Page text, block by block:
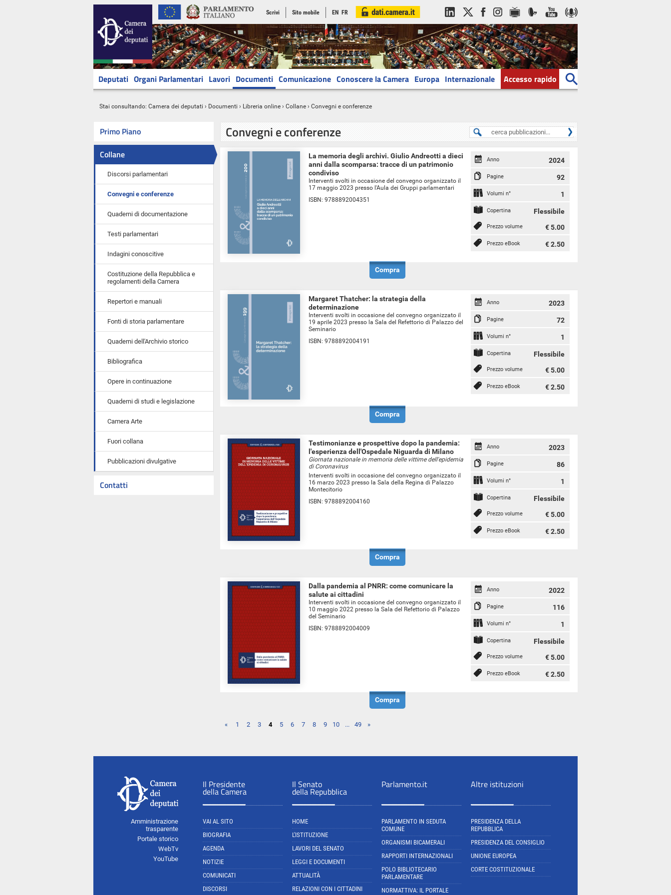
Scrivi Sito mobile EN FR
Deputati Organi Parlamentari Lavori Documenti Comunicazione Conoscere la Camera Europa Internazionale Accesso rapido
Stai consultando: Camera dei deputati › Documenti › Libreria online › Collane › Convegni e conferenze
Primo Piano
Collane
Discorsi parlamentari
Convegni e conferenze
Quaderni di documentazione
Testi parlamentari
Indagini conoscitive
Costituzione della Repubblica e
regolamenti della Camera
Repertori e manuali
Fonti di storia parlamentare
Quaderni dell'Archivio storico
Bibliografica
Opere in continuazione
Quaderni di studi e legislazione
Camera Arte
Fuori collana
Pubblicazioni divulgative
Contatti
Convegni e conferenze
La memoria degli archivi. Giulio Andreotti a dieci
anni dalla scomparsa: tracce di un patrimonio
condiviso
Interventi svolti in occasione del convegno organizzato il
17 maggio 2023 presso l'Aula dei Gruppi parlamentari
ISBN: 9788892004351
Anno 2024
Pagine 92
Volumi n° 1
Copertina Flessibile
Prezzo volume € 5.00
Prezzo eBook € 2.50
Compra
Margaret Thatcher: la strategia della
determinazione
Interventi svolti in occasione del convegno organizzato il
19 aprile 2023 presso la Sala del Refettorio di Palazzo del
Seminario
ISBN: 9788892004191
Anno 2023
Pagine 72
Volumi n° 1
Copertina Flessibile
Prezzo volume € 5.00
Prezzo eBook € 2.50
Compra
Testimonianze e prospettive dopo la pandemia:
l'esperienza dell'Ospedale Niguarda di Milano
Giornata nazionale in memoria delle vittime dell'epidemia
di Coronavirus
Interventi svolti in occasione del convegno organizzato il
16 marzo 2023 presso la Sala della Regina di Palazzo
Montecitorio
ISBN: 9788892004160
Anno 2023
Pagine 86
Volumi n° 1
Copertina Flessibile
Prezzo volume € 5.00
Prezzo eBook € 2.50
Compra
Dalla pandemia al PNRR: come comunicare la
salute ai cittadini
Interventi svolti in occasione del convegno organizzato il
10 maggio 2022 presso la Sala del Refettorio di Palazzo
del Seminario
ISBN: 9788892004009
Anno 2022
Pagine 116
Volumi n° 1
Copertina Flessibile
Prezzo volume € 5.00
Prezzo eBook € 2.50
Compra
« 1 2 3 4 5 6 7 8 9 10 ... 49 »
Amministrazione
trasparente
Portale storico
WebTv
YouTube
Il Presidente
della Camera
VAI AL SITO
BIOGRAFIA
AGENDA
NOTIZIE
COMUNICATI
DISCORSI
Il Senato
della Repubblica
HOME
L'ISTITUZIONE
LAVORI DEL SENATO
LEGGI E DOCUMENTI
ATTUALITÀ
RELAZIONI CON I CITTADINI
Parlamento.it
PARLAMENTO IN SEDUTA
COMUNE
ORGANISMI BICAMERALI
RAPPORTI INTERNAZIONALI
POLO BIBLIOTECARIO
PARLAMENTARE
NORMATTIVA: IL PORTALE
Altre istituzioni
PRESIDENZA DELLA
REPUBBLICA
PRESIDENZA DEL CONSIGLIO
UNIONE EUROPEA
CORTE COSTITUZIONALE